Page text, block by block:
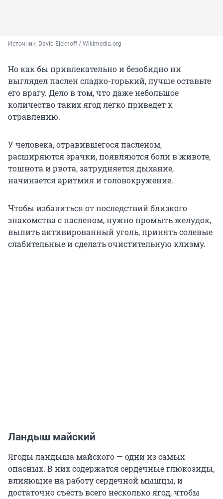
Источник: David Eickhoff / Wikimedia.org
Но как бы привлекательно и безобидно ни
выглядел паслен сладко-горький, лучше оставьте
его врагу. Дело в том, что даже небольшое
количество таких ягод легко приведет к
отравлению.
У человека, отравившегося пасленом,
расширяются зрачки, появляются боли в животе,
тошнота и рвота, затрудняется дыхание,
начинается аритмия и головокружение.
Чтобы избавиться от последствий близкого
знакомства с пасленом, нужно промыть желудок,
выпить активированный уголь, принять солевые
слабительные и сделать очистительную клизму.
Ландыш майский
Ягоды ландыша майского — одни из самых
опасных. В них содержатся сердечные глюкозиды,
влияющие на работу сердечной мышцы, и
достаточно съесть всего несколько ягод, чтобы